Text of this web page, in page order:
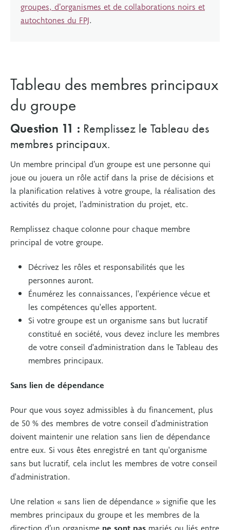
groupes, d’organismes et de collaborations noirs et
autochtones du FPJ.
Tableau des membres principaux
du groupe
Question 11 : Remplissez le Tableau des
membres principaux.
Un membre principal d’un groupe est une personne qui
joue ou jouera un rôle actif dans la prise de décisions et
la planification relatives à votre groupe, la réalisation des
activités du projet, l’administration du projet, etc.
Remplissez chaque colonne pour chaque membre
principal de votre groupe.
Décrivez les rôles et responsabilités que les
personnes auront.
Énumérez les connaissances, l'expérience vécue et
les compétences qu'elles apportent.
Si votre groupe est un organisme sans but lucratif
constitué en société, vous devez inclure les membres
de votre conseil d'administration dans le Tableau des
membres principaux.
Sans lien de dépendance
Pour que vous soyez admissibles à du financement, plus
de 50 % des membres de votre conseil d’administration
doivent maintenir une relation sans lien de dépendance
entre eux. Si vous êtes enregistré en tant qu'organisme
sans but lucratif, cela inclut les membres de votre conseil
d'administration.
Une relation « sans lien de dépendance » signifie que les
membres principaux du groupe et les membres de la
direction d’un organisme ne sont pas mariés ou liés entre